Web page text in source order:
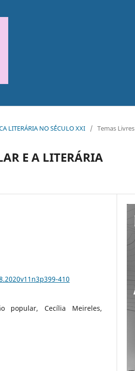
LITERÁRIA NO S´ÉCULO XXI / Temas Livres
E A LITERÁRIA
410
popular, Cecília Meireles,